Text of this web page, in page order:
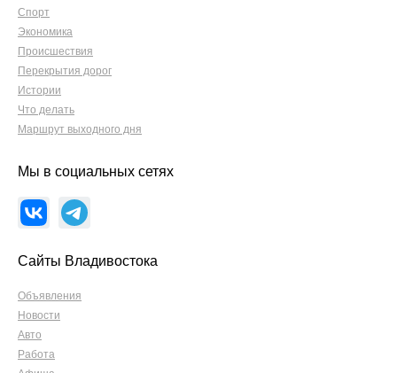
Спорт
Экономика
Происшествия
Перекрытия дорог
Истории
Что делать
Маршрут выходного дня
Мы в социальных сетях
Сайты Владивостока
Объявления
Новости
Авто
Работа